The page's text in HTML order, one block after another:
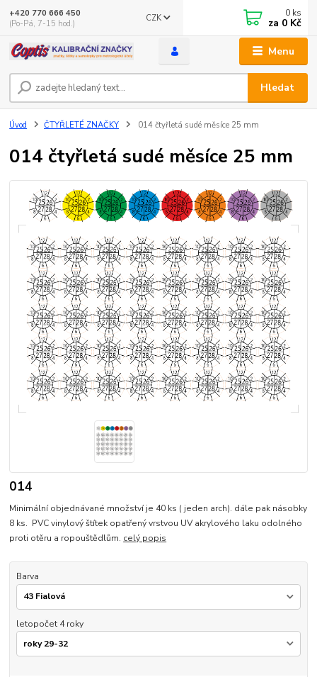
Menu
CZK
Hledat
+420 770 666 450
(Po-Pá, 7-15 hod.)
0 ks
za 0 Kč
Úvod ČTYŘLETÉ ZNAČKY 014 čtyřletá sudé měsíce 25 mm
014 čtyřletá sudé měsíce 25 mm
014
Minimální objednávané množství je 40 ks ( jeden arch). dále pak násobky
8 ks. PVC vinylový štítek opatřený vrstvou UV akrylového laku odolného
proti otěru a ropouštědlům. celý popis
Barva
letopočet 4 roky